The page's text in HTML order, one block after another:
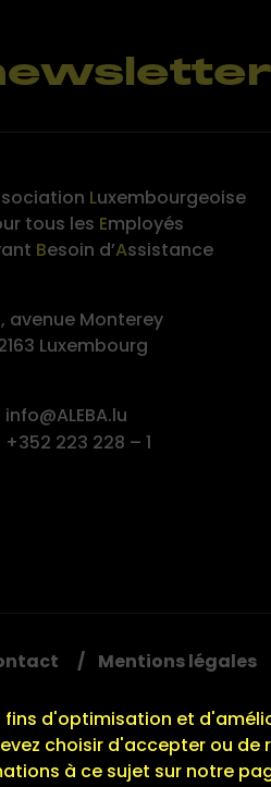
Luxembourgeoise
tous les Employés
Besoin d’Assistance
avenue Monterey
Luxembourg
info@ALEBA.lu
+352 223 228 – 1
Mentions légales
fins d'optimisation et
choisir d'accepter ou de
à ce sujet sur notre